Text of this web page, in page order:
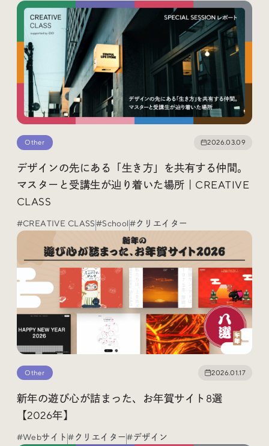
Other 2026.03.09
デザインの先にある「生き方」を共有する仲間。
マスターと受講生が辿り着いた場所｜CREATIVE
CLASS
#CREATIVE CLASS#School#クリエイター
Other 2026.01.17
新年の遊び心が詰まった、お年賀サイト8選
【2026年】
#Webサイト #クリエイター #デザイン